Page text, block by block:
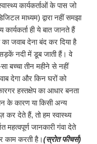
कार्यकर्ताओं के पास जो
माध्यम) द्वारा नहीं समझा
ही ये बात जानते हैं
जवाब देना बंद कर दिया है
नदी में डूब जाती हैं। वे
बच्चा तीन महीने से नहीं
देगा और किन घरों को
हस्तक्षेप का आधार बनता
के कारण या किसी अन्य
कर देते हैं, तो हम स्वास्थ्य
जानकारी गंवा देते
काम करती है।(स्रोत फीचर्स)